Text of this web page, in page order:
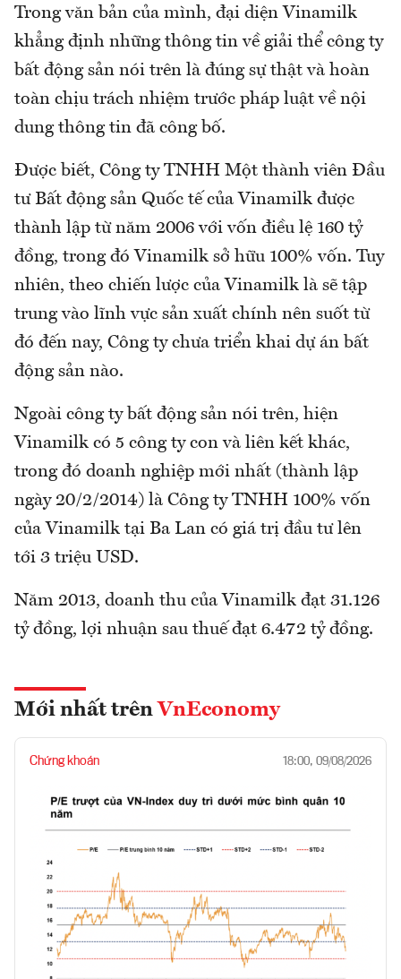
Trong văn bản của mình, đại diện Vinamilk
khẳng định những thông tin về giải thể công ty
bất động sản nói trên là đúng sự thật và hoàn
toàn chịu trách nhiệm trước pháp luật về nội
dung thông tin đã công bố.
Được biết, Công ty TNHH Một thành viên Đầu
tư Bất động sản Quốc tế của Vinamilk được
thành lập từ năm 2006 với vốn điều lệ 160 tỷ
đồng, trong đó Vinamilk sở hữu 100% vốn. Tuy
nhiên, theo chiến lược của Vinamilk là sẽ tập
trung vào lĩnh vực sản xuất chính nên suốt từ
đó đến nay, Công ty chưa triển khai dự án bất
động sản nào.
Ngoài công ty bất động sản nói trên, hiện
Vinamilk có 5 công ty con và liên kết khác,
trong đó doanh nghiệp mới nhất (thành lập
ngày 20/2/2014) là Công ty TNHH 100% vốn
của Vinamilk tại Ba Lan có giá trị đầu tư lên
tới 3 triệu USD.
Năm 2013, doanh thu của Vinamilk đạt 31.126
tỷ đồng, lợi nhuận sau thuế đạt 6.472 tỷ đồng.
Mới nhất trên VnEconomy
Chứng khoán 18:00, 09/08/2026